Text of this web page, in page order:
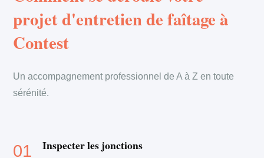
projet d'entretien de faîtage à
Contest
Un accompagnement professionnel de A à Z en toute
sérénité.
Inspecter les jonctions